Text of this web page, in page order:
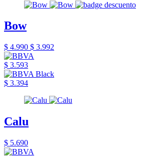
Bow
$ 4.990 $ 3.992
$ 3.593
$ 3.394
Calu
$ 5.690